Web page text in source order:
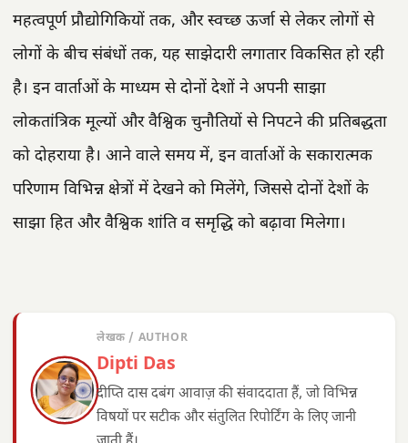
महत्वपूर्ण प्रौद्योगिकियों तक, और स्वच्छ ऊर्जा से लेकर लोगों से
लोगों के बीच संबंधों तक, यह साझेदारी लगातार विकसित हो रही
है। इन वार्ताओं के माध्यम से दोनों देशों ने अपनी साझा
लोकतांत्रिक मूल्यों और वैश्विक चुनौतियों से निपटने की प्रतिबद्धता
को दोहराया है। आने वाले समय में, इन वार्ताओं के सकारात्मक
परिणाम विभिन्न क्षेत्रों में देखने को मिलेंगे, जिससे दोनों देशों के
साझा हित और वैश्विक शांति व समृद्धि को बढ़ावा मिलेगा।
लेखक / AUTHOR
Dipti Das
दीप्ति दास दबंग आवाज़ की संवाददाता हैं, जो विभिन्न
विषयों पर सटीक और संतुलित रिपोर्टिंग के लिए जानी